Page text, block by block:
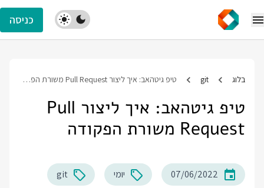
כניסה
בלוג git טיפ גיטהאב: איך ליצור Pull Request משורת הפקודה
טיפ גיטהאב: איך ליצור Pull
Request משורת הפקודה
07/06/2022 יומי git